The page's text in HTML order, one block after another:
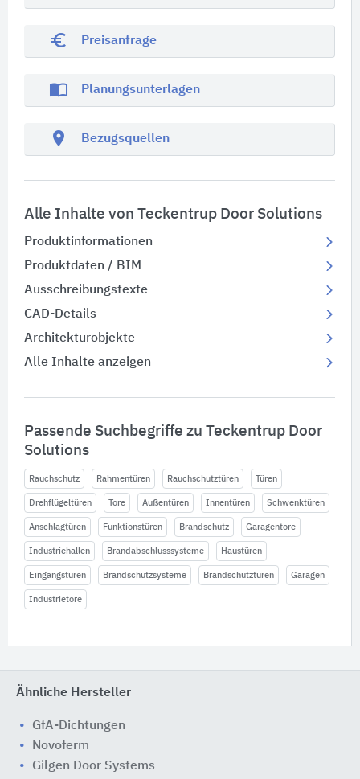
euro_symbol Preisanfrage
import_contacts Planungsunterlagen
location_on Bezugsquellen
Alle Inhalte von Teckentrup Door Solutions
Produktinformationen
Produktdaten / BIM
Ausschreibungstexte
CAD-Details
Architekturobjekte
Alle Inhalte anzeigen
Passende Suchbegriffe zu Teckentrup Door
Solutions
Rauchschutz Rahmentüren Rauchschutztüren Türen
Drehflügeltüren Tore Außentüren Innentüren Schwenktüren
Anschlagtüren Funktionstüren Brandschutz Garagentore
Industriehallen Brandabschlusssysteme Haustüren
Eingangstüren Brandschutzsysteme Brandschutztüren Garagen
Industrietore
Ähnliche Hersteller
GfA-Dichtungen
Novoferm
Gilgen Door Systems